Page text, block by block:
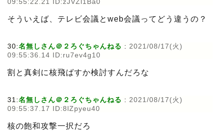
09:55:22.21 ID:zJVZl1Ba0
そういえば、テレビ会議とweb会議ってどう違うの？
30:名無しさん＠２ろぐちゃんねる : 2021/08/17(火)
09:55:36.14 ID:ru7ev4g10
割と真剣に核飛ばすか検討すんだろな
31:名無しさん＠２ろぐちゃんねる : 2021/08/17(火)
09:55:37.17 ID:8lZpyeu40
核の飽和攻撃一択だろ